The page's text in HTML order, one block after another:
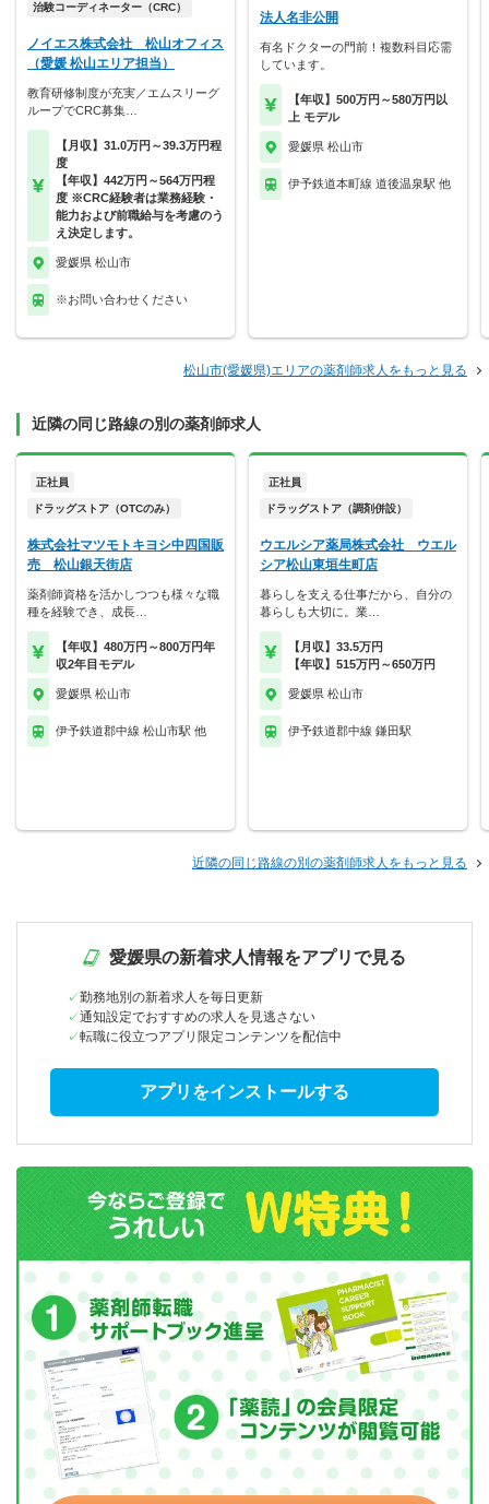
治験コーディネーター（CRC）
ノイエス株式会社 松山オフィス
（愛媛 松山エリア担当）
教育研修制度が充実／エムスリーグ
ループでCRC募集…
【月収】31.0万円～39.3万円程
度
【年収】442万円～564万円程
度 ※CRC経験者は業務経験・
能力および前職給与を考慮のう
え決定します。
愛媛県 松山市
※お問い合わせください
法人名非公開
有名ドクターの門前！複数科目応需
しています。
【年収】500万円～580万円以
上 モデル
愛媛県 松山市
伊予鉄道本町線 道後温泉駅 他
松山市(愛媛県)エリアの薬剤師求人をもっと見る
近隣の同じ路線の別の薬剤師求人
正社員
ドラッグストア（OTCのみ）
株式会社マツモトキヨシ中四国販
売 松山銀天街店
薬剤師資格を活かしつつも様々な職
種を経験でき、成長…
【年収】480万円～800万円年
収2年目モデル
愛媛県 松山市
伊予鉄道郡中線 松山市駅 他
正社員
ドラッグストア（調剤併設）
ウエルシア薬局株式会社 ウエル
シア松山東垣生町店
暮らしを支える仕事だから、自分の
暮らしも大切に。業…
【月収】33.5万円
【年収】515万円～650万円
愛媛県 松山市
伊予鉄道郡中線 鎌田駅
近隣の同じ路線の別の薬剤師求人をもっと見る
愛媛県の新着求人情報をアプリで見る
勤務地別の新着求人を毎日更新
通知設定でおすすめの求人を見逃さない
転職に役立つアプリ限定コンテンツを配信中
アプリをインストールする